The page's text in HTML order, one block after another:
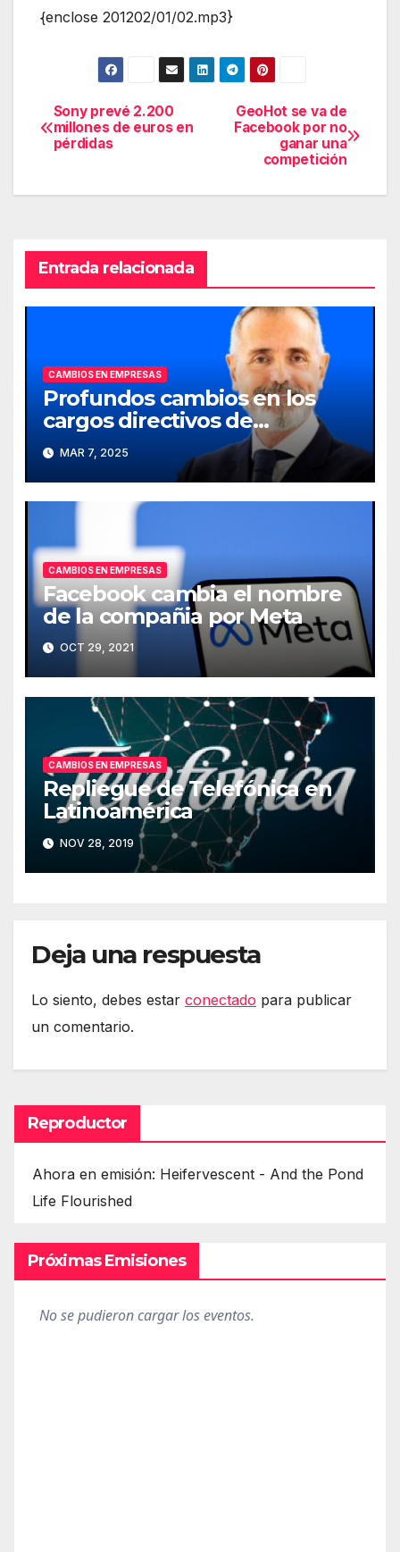
{enclose 201202/01/02.mp3}
Navegación
de
entradas
GeoHot se va de
Facebook por no
ganar una
competición
Sony prevé 2.200
millones de euros en
pérdidas
Entrada relacionada
CAMBIOS EN EMPRESAS
Profundos cambios en los
cargos directivos de
Telefónica
MAR 7, 2025
CAMBIOS EN EMPRESAS
Facebook cambia el nombre
de la compañia por Meta
OCT 29, 2021
CAMBIOS EN EMPRESAS
Repliegue de Telefónica en
Latinoamérica
NOV 28, 2019
Deja una respuesta
Lo siento, debes estar conectado para publicar
un comentario.
Reproductor
Ahora en emisión: Heifervescent - And the Pond
Life Flourished
Próximas Emisiones